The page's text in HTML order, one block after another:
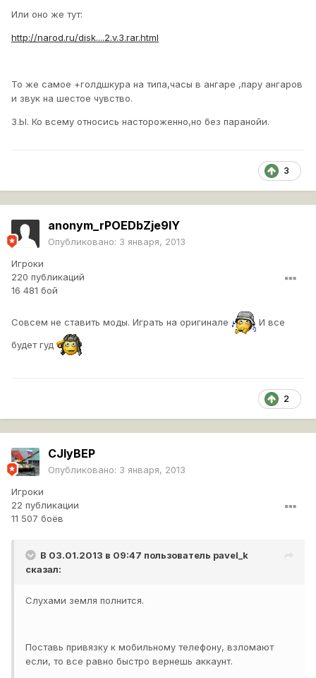
Или оно же тут:
http://narod.ru/disk....2.v.3.rar.html
То же самое +голдшкура на типа,часы в ангаре ,пару ангаров
и звук на шестое чувство.
З.Ы. Ко всему относись настороженно,но без паранойи.
3
anonym_rPOEDbZje9lY
Опубликовано: 3 января, 2013
Игроки
220 публикаций
16 481 бой
Совсем не ставить моды. Играть на оригинале
И все
будет гуд
2
CJIyBEP
Опубликовано: 3 января, 2013
Игроки
22 публикации
11 507 боёв
В 03.01.2013 в 09:47 пользователь pavel_k
сказал:
Слухами земля полнится.
Поставь привязку к мобильному телефону, взломают
если, то все равно быстро вернешь аккаунт.